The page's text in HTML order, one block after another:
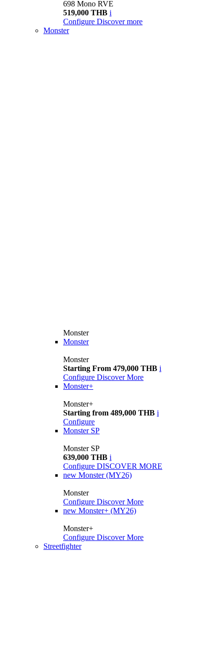
698 Mono RVE
519,000 THB i
Configure Discover more
Monster
Monster
Monster
Monster
Starting From 479,000 THB i
Configure Discover More
Monster+
Monster+
Starting from 489,000 THB i
Configure
Monster SP
Monster SP
639,000 THB i
Configure DISCOVER MORE
new Monster (MY26)
Monster
Configure Discover More
new Monster+ (MY26)
Monster+
Configure Discover More
Streetfighter